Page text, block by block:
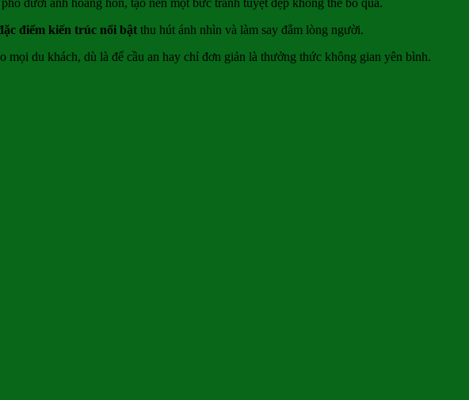
dưới ánh hoàng hôn, tạo nên một bức tranh tuyệt đẹp không thể bỏ qua.
điểm kiến trúc nổi bật thu hút ánh nhìn và làm say đắm lòng người.
mọi du khách, dù là để cầu an hay chỉ đơn giản là thưởng thức không gian yên bình.